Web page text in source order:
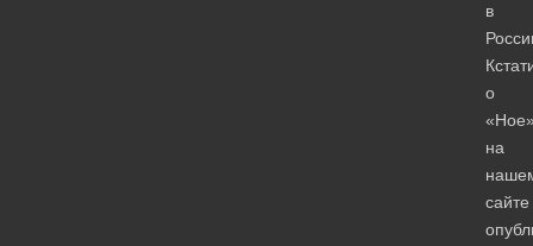
в
о
на
сайте